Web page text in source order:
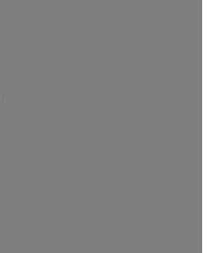
geladen …